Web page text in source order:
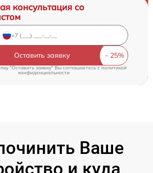
консультация со
Оставить заявку
"Оставить заявку" Вы соглашаетесь cполитикой
конфиденциальности
Ваше